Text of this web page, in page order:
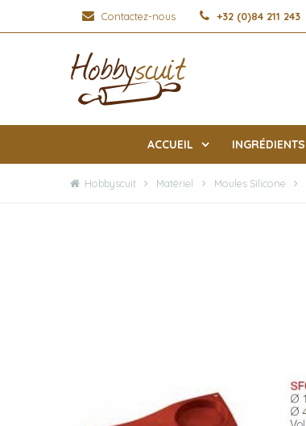
Contactez-nous +32 (0)84 211 243
ACCUEIL INGRÉDIENTS
Hobbyscuit Matériel Moules Silicone